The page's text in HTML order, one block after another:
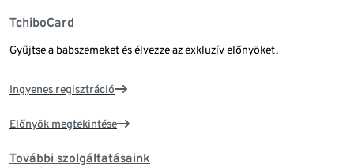
TchiboCard
Gyűjtse a babszemeket és élvezze az exkluzív előnyöket.
Ingyenes regisztráció
Előnyök megtekintése
További szolgáltatásaink